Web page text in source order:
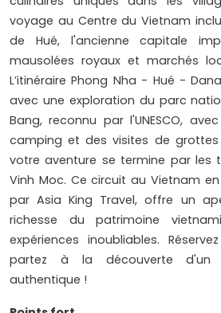
voyage au Centre du Vietnam
de Hué, l'ancienne capitale
mausolées royaux et marchés
L’itinéraire Phong Nha - Hué -
avec une exploration du parc
Bang, reconnu par l'UNESCO,
camping et des visites de grottes
votre aventure se termine par les
Vinh Moc. Ce circuit au Vietnam
par Asia King Travel, offre un
richesse du patrimoine
expériences inoubliables.
partez à la découverte d'un
authentique !